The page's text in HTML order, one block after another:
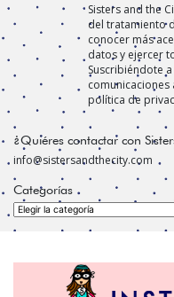
Sisters and the
del tratamiento
conocer más
datos y ejercer
Suscribiéndote
comunicaciones
política de
¿Quiéres contactar con
info@sistersandthecity.com
Categorías
Categorías